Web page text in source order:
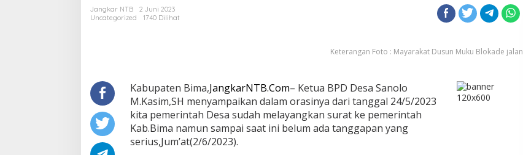
Jangkar NTB
2 Juni 2023
Uncategorized
1740 Dilihat
Keterangan Foto : Mayarakat Dusun Muku Blokade jalan
Kabupaten Bima,JangkarNTB.Com– Ketua BPD Desa Sanolo
M.Kasim,SH menyampaikan dalam orasinya dari tanggal 24/5/2023
kita pemerintah Desa sudah melayangkan surat ke pemerintah
Kab.Bima namun sampai saat ini belum ada tanggapan yang
serius,Jum’at(2/6/2023).